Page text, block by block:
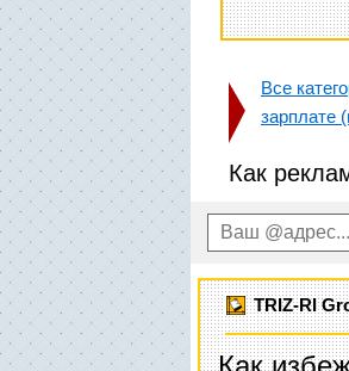
Все
зарплате
Как
TRIZ-RI